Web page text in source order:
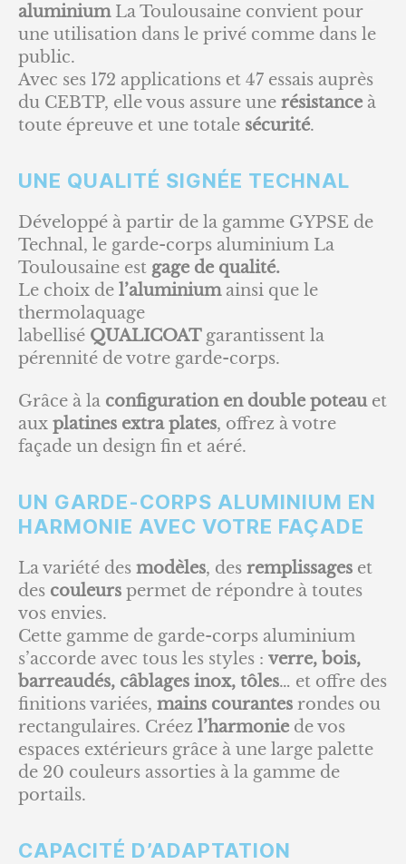
aluminiumLa Toulousaine convient pour
une utilisation dans le privé comme dans le
public.
Avec ses 172 applications et 47 essais auprès
du CEBTP, elle vous assure une résistance à
toute épreuve et une totale sécurité.
UNE QUALITÉ SIGNÉE TECHNAL
Développé à partir de la gamme GYPSE de
Technal, le garde-corps aluminium La
Toulousaine est gage de qualité.
Le choix de l’aluminiumainsi que le
thermolaquage
labellisé QUALICOATgarantissent la
pérennité de votre garde-corps.
Grâce à la configuration en double poteauet
aux platines extra plates, offrez à votre
façade un design fin et aéré.
UN GARDE-CORPS ALUMINIUM EN
HARMONIE AVEC VOTRE FAÇADE
La variété des modèles, des remplissages et
des couleurs permet de répondre à toutes
vos envies.
Cette gamme de garde-corps aluminium
s’accorde avec tous les styles : verre, bois,
barreaudés, câblages inox, tôles… et offre des
finitions variées, mains courantes rondes ou
rectangulaires. Créez l’harmonie de vos
espaces extérieurs grâce à une large palette
de 20 couleurs assorties à la gamme de
portails.
CAPACITÉ D’ADAPTATION